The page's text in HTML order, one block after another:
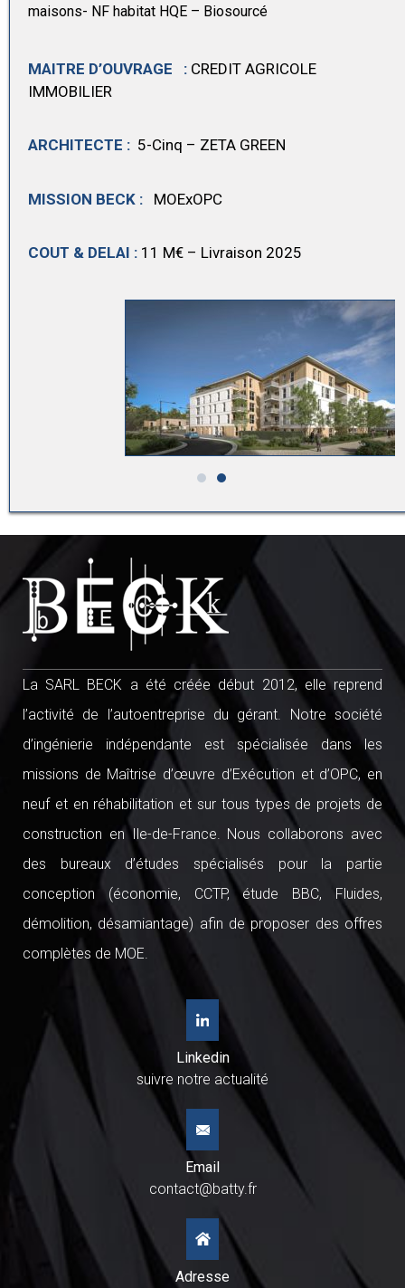
maisons- NF habitat HQE – Biosourcé
MAITRE D’OUVRAGE : CREDIT AGRICOLE
IMMOBILIER
ARCHITECTE : 5-Cinq – ZETA GREEN
MISSION BECK : MOExOPC
COUT & DELAI : 11 M€ – Livraison 2025
La SARL BECK a été créée début 2012, elle reprend
l’activité de l’autoentreprise du gérant. Notre société
d’ingénierie indépendante est spécialisée dans les
missions de Maîtrise d’œuvre d’Exécution et d’OPC, en
neuf et en réhabilitation et sur tous types de projets de
construction en Ile-de-France. Nous collaborons avec
des bureaux d’études spécialisés pour la partie
conception (économie, CCTP, étude BBC, Fluides,
démolition, désamiantage) afin de proposer des offres
complètes de MOE.
Linkedin
suivre notre actualité
Email
contact@batty.fr
Adresse